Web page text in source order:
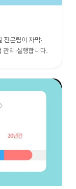
문팀이 자막·
관리·실행합니다.